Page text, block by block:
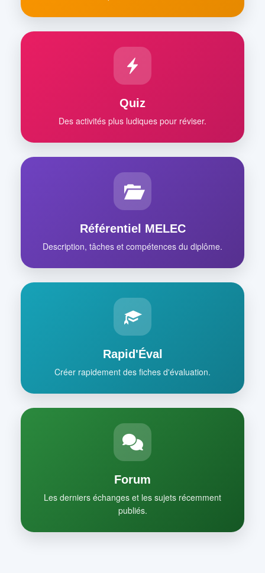
Quiz
Des activités plus ludiques pour réviser.
Référentiel MELEC
Description, tâches et compétences du diplôme.
Rapid'Éval
Créer rapidement des fiches d'évaluation.
Forum
Les derniers échanges et les sujets récemment
publiés.